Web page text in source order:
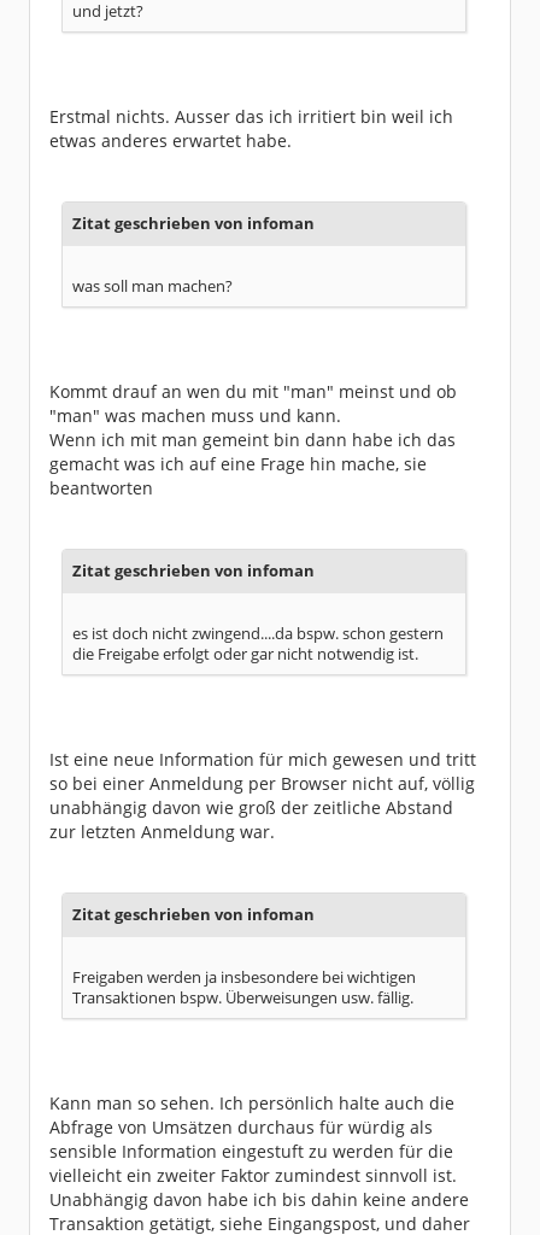
und jetzt?
Erstmal nichts. Ausser das ich irritiert bin weil ich
etwas anderes erwartet habe.
Zitat geschrieben von infoman
was soll man machen?
Kommt drauf an wen du mit "man" meinst und ob
"man" was machen muss und kann.
Wenn ich mit man gemeint bin dann habe ich das
gemacht was ich auf eine Frage hin mache, sie
beantworten
Zitat geschrieben von infoman
es ist doch nicht zwingend....da bspw. schon gestern
die Freigabe erfolgt oder gar nicht notwendig ist.
Ist eine neue Information für mich gewesen und tritt
so bei einer Anmeldung per Browser nicht auf, völlig
unabhängig davon wie groß der zeitliche Abstand
zur letzten Anmeldung war.
Zitat geschrieben von infoman
Freigaben werden ja insbesondere bei wichtigen
Transaktionen bspw. Überweisungen usw. fällig.
Kann man so sehen. Ich persönlich halte auch die
Abfrage von Umsätzen durchaus für würdig als
sensible Information eingestuft zu werden für die
vielleicht ein zweiter Faktor zumindest sinnvoll ist.
Unabhängig davon habe ich bis dahin keine andere
Transaktion getätigt, siehe Eingangspost, und daher